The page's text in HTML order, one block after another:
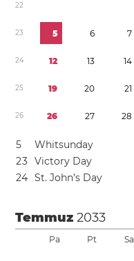
22
23 5 6 7
24 12 13 14
25 19 20 21
26 26 27 28
5
Whitsunday
23 Victory Day
24 St. John’s Day
Temmuz2033
Pa Pt Sa